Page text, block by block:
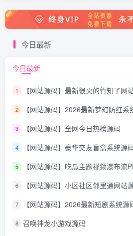
今日最新
今日最新
1 【网站源码】最新很火的竹知了网
2 【网站源码】2026最新梦幻防红
3 【网站源码】全网今日热榜源码
4 【网站源码】豪华交友盲盒系统源码 含
5 【网站源码】吃瓜主题视频瀑布流
6 【网站源码】小区社区邻里通网站
7 【网站源码】2026最新短剧系统源码 支
8 召唤神龙小游戏源码